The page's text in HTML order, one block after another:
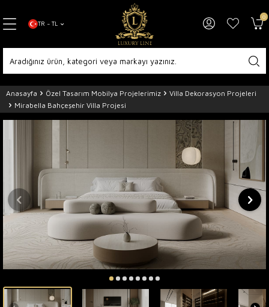
TR − TL
0
Anasayfa Özel Tasarım Mobilya Projelerimiz
Villa Dekorasyon Projeleri
Mirabella Bahçeşehir Villa Projesi